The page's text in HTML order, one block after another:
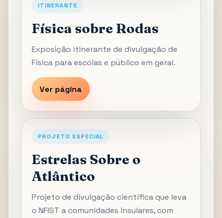
ITINERANTE
Física sobre Rodas
Exposição itinerante de divulgação de
Física para escolas e público em geral.
Ver página
PROJETO ESPECIAL
Estrelas Sobre o
Atlântico
Projeto de divulgação científica que leva
o NFIST a comunidades insulares, com